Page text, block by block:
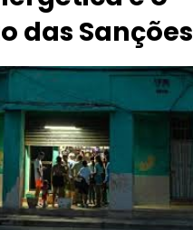
das Sanções